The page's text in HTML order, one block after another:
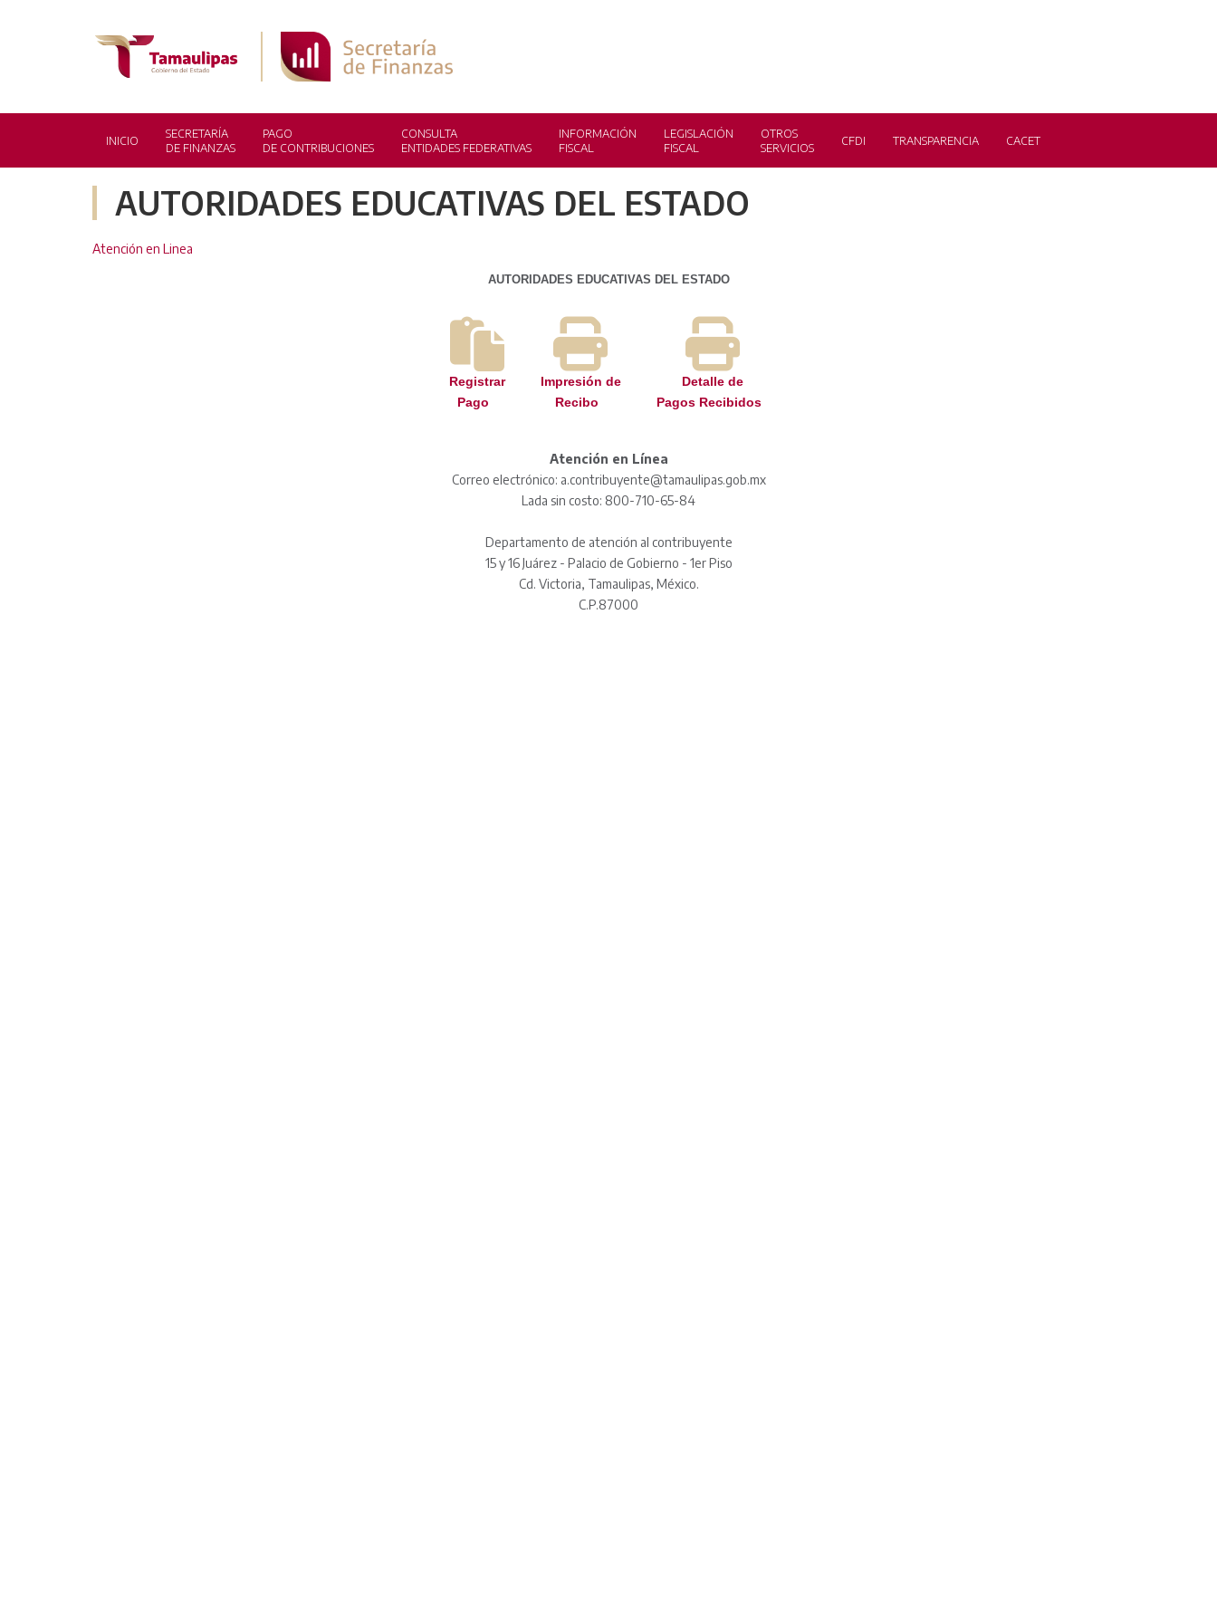
INICIO
SECRETARÍA
DE FINANZAS
PAGO
DE CONTRIBUCIONES
CONSULTA
ENTIDADES FEDERATIVAS
INFORMACIÓN
FISCAL
LEGISLACIÓN
FISCAL
OTROS
SERVICIOS
CFDI TRANSPARENCIA CACET
AUTORIDADES EDUCATIVAS DEL ESTADO
Atención en Linea